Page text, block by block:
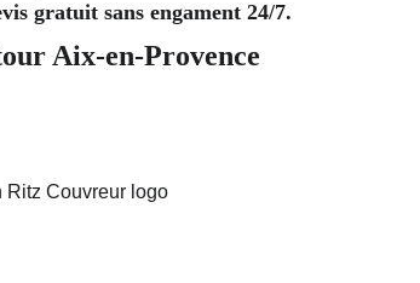
gratuit sans engament 24/7.
Aix-en-Provence